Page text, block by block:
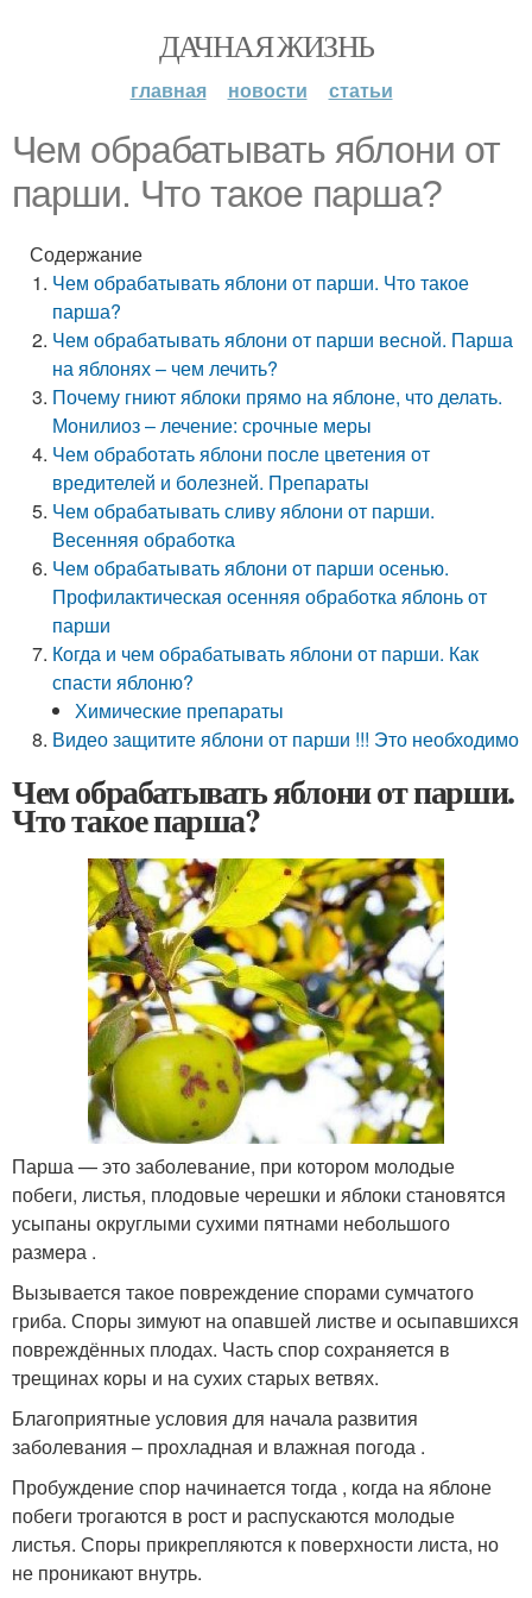
ДАЧНАЯ ЖИЗНЬ
главная новости статьи
Чем обрабатывать яблони от
парши. Что такое парша?
Содержание
Чем обрабатывать яблони от парши. Что такое
парша?
Чем обрабатывать яблони от парши весной. Парша
на яблонях – чем лечить?
Почему гниют яблоки прямо на яблоне, что делать.
Монилиоз – лечение: срочные меры
Чем обработать яблони после цветения от
вредителей и болезней. Препараты
Чем обрабатывать сливу яблони от парши.
Весенняя обработка
Чем обрабатывать яблони от парши осенью.
Профилактическая осенняя обработка яблонь от
парши
Когда и чем обрабатывать яблони от парши. Как
спасти яблоню?
Химические препараты
Видео защитите яблони от парши !!! Это необходимо
Чем обрабатывать яблони от парши.
Что такое парша?
Парша — это заболевание, при котором молодые
побеги, листья, плодовые черешки и яблоки становятся
усыпаны округлыми сухими пятнами небольшого
размера .
Вызывается такое повреждение спорами сумчатого
гриба. Споры зимуют на опавшей листве и осыпавшихся
повреждённых плодах. Часть спор сохраняется в
трещинах коры и на сухих старых ветвях.
Благоприятные условия для начала развития
заболевания – прохладная и влажная погода .
Пробуждение спор начинается тогда , когда на яблоне
побеги трогаются в рост и распускаются молодые
листья. Споры прикрепляются к поверхности листа, но
не проникают внутрь.